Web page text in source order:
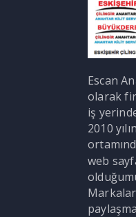
Escan
olarak
iş
2010
web